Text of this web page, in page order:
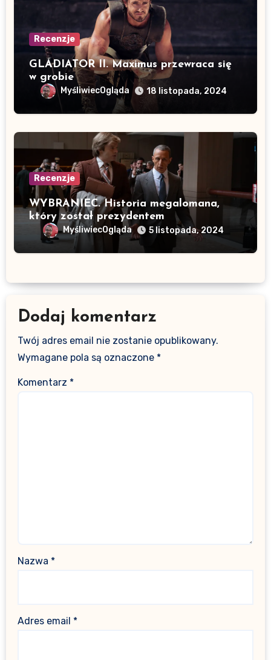
Recenzje
GLADIATOR II. Maximus przewraca się
w grobie
MyśliwiecOgląda 18 listopada, 2024
Recenzje
WYBRANIEC. Historia megalomana,
który został prezydentem
MyśliwiecOgląda 5 listopada, 2024
Dodaj komentarz
Twój adres email nie zostanie opublikowany.
Wymagane pola są oznaczone *
Komentarz *
Nazwa *
Adres email *